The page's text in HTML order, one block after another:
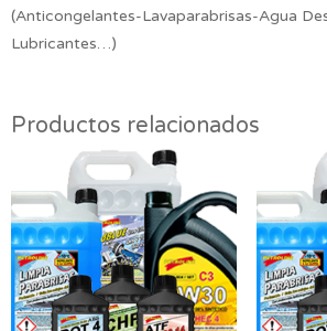
(Anticongelantes-Lavaparabrisas-Agua
Lubricantes…)
Productos relacionados